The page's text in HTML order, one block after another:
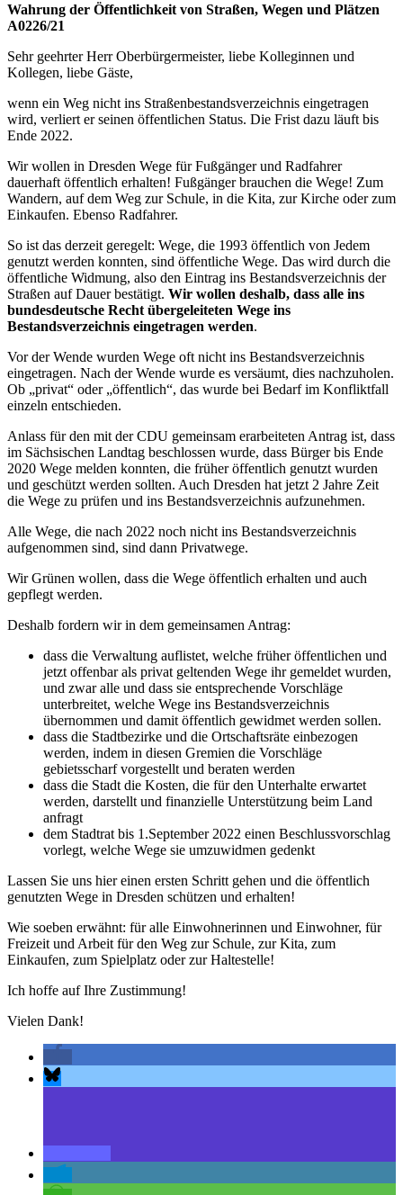
Wahrung der Öffentlichkeit von Straßen, Wegen und Plätzen
A0226/21
Sehr geehrter Herr Oberbürgermeister, liebe Kolleginnen und
Kollegen, liebe Gäste,
wenn ein Weg nicht ins Straßenbestandsverzeichnis eingetragen
wird, verliert er seinen öffentlichen Status. Die Frist dazu läuft bis
Ende 2022.
Wir wollen in Dresden Wege für Fußgänger und Radfahrer
dauerhaft öffentlich erhalten! Fußgänger brauchen die Wege! Zum
Wandern, auf dem Weg zur Schule, in die Kita, zur Kirche oder zum
Einkaufen. Ebenso Radfahrer.
So ist das derzeit geregelt: Wege, die 1993 öffentlich von Jedem
genutzt werden konnten, sind öffentliche Wege. Das wird durch die
öffentliche Widmung, also den Eintrag ins Bestandsverzeichnis der
Straßen auf Dauer bestätigt. Wir wollen deshalb, dass alle ins
bundesdeutsche Recht übergeleiteten Wege ins
Bestandsverzeichnis eingetragen werden.
Vor der Wende wurden Wege oft nicht ins Bestandsverzeichnis
eingetragen. Nach der Wende wurde es versäumt, dies nachzuholen.
Ob „privat“ oder „öffentlich“, das wurde bei Bedarf im Konfliktfall
einzeln entschieden.
Anlass für den mit der CDU gemeinsam erarbeiteten Antrag ist, dass
im Sächsischen Landtag beschlossen wurde, dass Bürger bis Ende
2020 Wege melden konnten, die früher öffentlich genutzt wurden
und geschützt werden sollten. Auch Dresden hat jetzt 2 Jahre Zeit
die Wege zu prüfen und ins Bestandsverzeichnis aufzunehmen.
Alle Wege, die nach 2022 noch nicht ins Bestandsverzeichnis
aufgenommen sind, sind dann Privatwege.
Wir Grünen wollen, dass die Wege öffentlich erhalten und auch
gepflegt werden.
Deshalb fordern wir in dem gemeinsamen Antrag:
dass die Verwaltung auflistet, welche früher öffentlichen und
jetzt offenbar als privat geltenden Wege ihr gemeldet wurden,
und zwar alle und dass sie entsprechende Vorschläge
unterbreitet, welche Wege ins Bestandsverzeichnis
übernommen und damit öffentlich gewidmet werden sollen.
dass die Stadtbezirke und die Ortschaftsräte einbezogen
werden, indem in diesen Gremien die Vorschläge
gebietsscharf vorgestellt und beraten werden
dass die Stadt die Kosten, die für den Unterhalte erwartet
werden, darstellt und finanzielle Unterstützung beim Land
anfragt
dem Stadtrat bis 1.September 2022 einen Beschlussvorschlag
vorlegt, welche Wege sie umzuwidmen gedenkt
Lassen Sie uns hier einen ersten Schritt gehen und die öffentlich
genutzten Wege in Dresden schützen und erhalten!
Wie soeben erwähnt: für alle Einwohnerinnen und Einwohner, für
Freizeit und Arbeit für den Weg zur Schule, zur Kita, zum
Einkaufen, zum Spielplatz oder zur Haltestelle!
Ich hoffe auf Ihre Zustimmung!
Vielen Dank!